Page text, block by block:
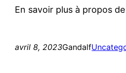
En savoir plus à propos de
avril 8, 2023Gandalf